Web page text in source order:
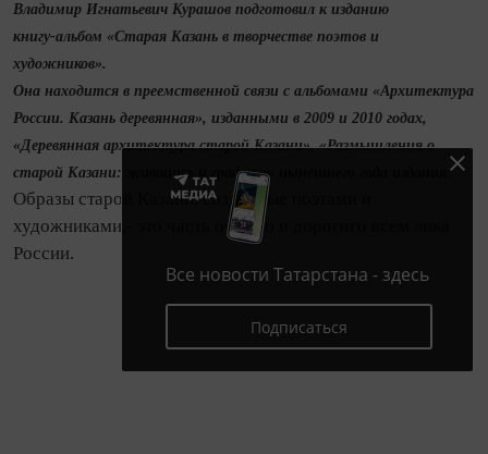
Владимир Игнатьевич Курашов подготовил к изданию
книгу‑альбом «Старая Казань в творчестве поэтов и
художников».
Она находится в преемственной связи с альбомами «Архитектура
России. Казань деревянная», изданными в 2009 и 2010 годах,
«Деревянная архитектура старой Казани», «Размышления о
старой Казани: живопись и графика» нынешнего года издания.
Образы старой Казани, созданные поэтами и
художниками,- это часть общего и дорогого всем лика
России.
Все новости Татарстана - здесь
Подписаться